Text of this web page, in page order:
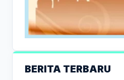
BERITA TERBARU